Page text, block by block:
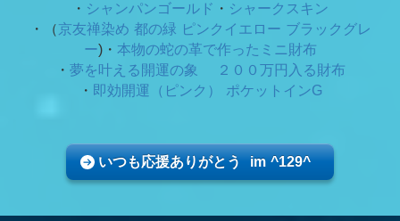
・ シャンパンゴールド ・ シャークスキン
・（京友禅染め 都の緑 ピンクイエロー ブラックグレ
ー)・ 本物の蛇の革で作ったミニ財布
・ 夢を叶える開運の象 ２００万円入る財布
・ 即効開運（ピンク） ポケットインG
いつも応援ありがとう im ^129^